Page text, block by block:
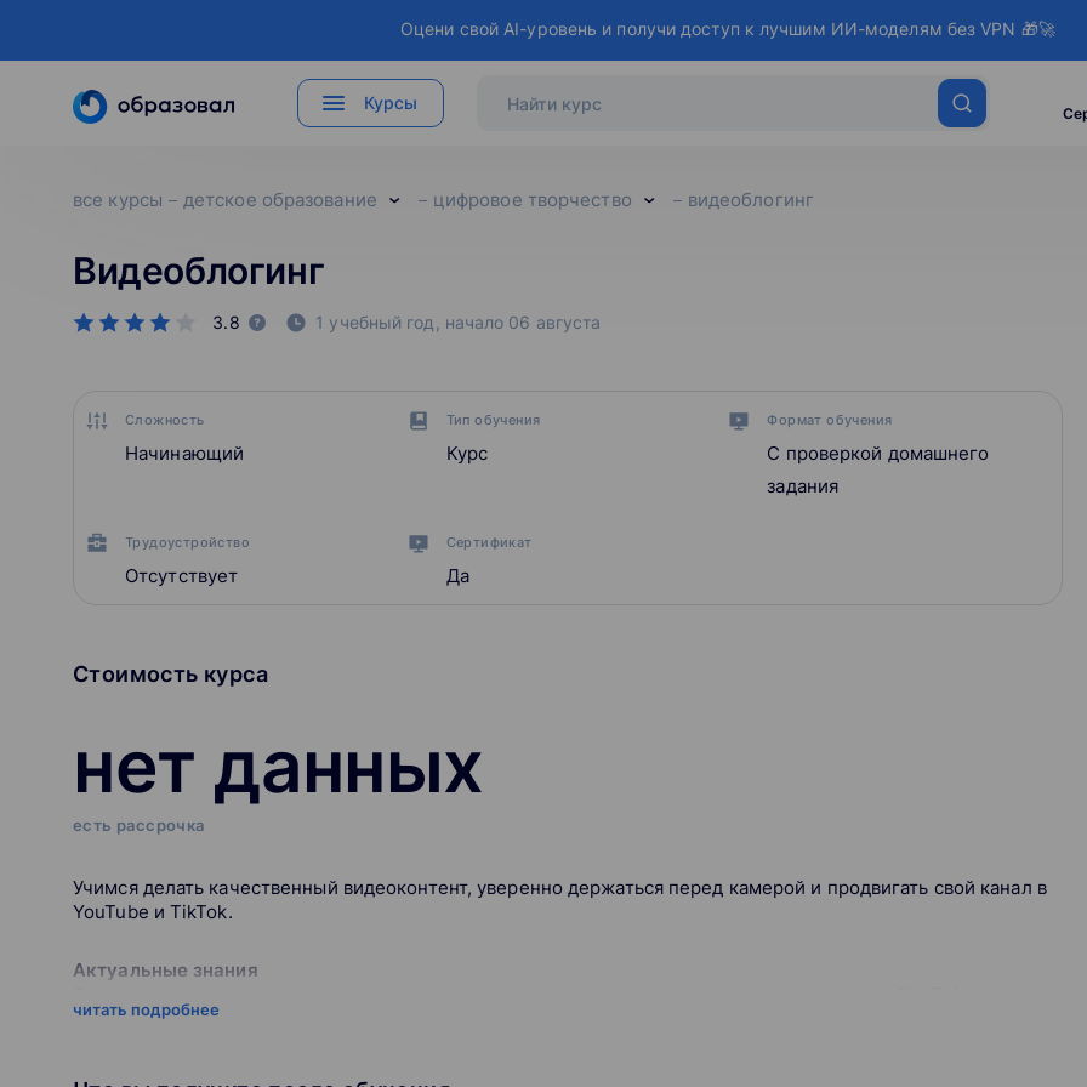
Оцени свой AI-уровень и получи доступ к лучшим ИИ-моделям без VPN 🎁🚀
Курсы
все курсы детское образование цифровое творчество видеоблогинг
Видеоблогинг
3.8 1 учебный год, начало 06 августа
Сложность
Начинающий
Тип обучения
Курс
Формат обучения
С проверкой домашнего
задания
Трудоустройство
Отсутствует
Сертификат
Да
Стоимость курса
нет данных
есть рассрочка
Учимся делать качественный видеоконтент, уверенно держаться перед камерой и продвигать свой канал в
YouTube и TikTok.
Актуальные знания
TikTok-проектах.
читать подробнее